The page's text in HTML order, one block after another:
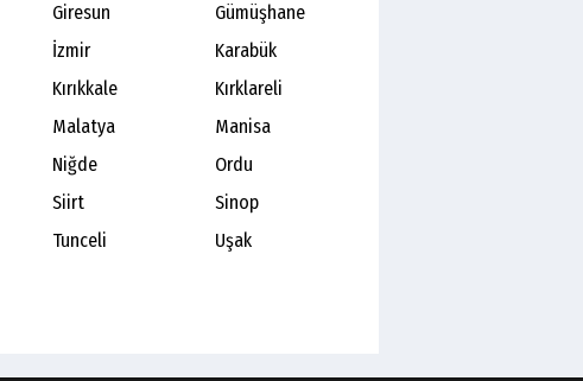
Giresun
Gümüşhane
İzmir
Karabük
Kırıkkale
Kırklareli
Malatya
Manisa
Niğde
Ordu
Siirt
Sinop
Tunceli
Uşak